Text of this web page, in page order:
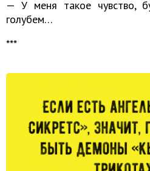
— У меня такое чувство,
голубем…
***